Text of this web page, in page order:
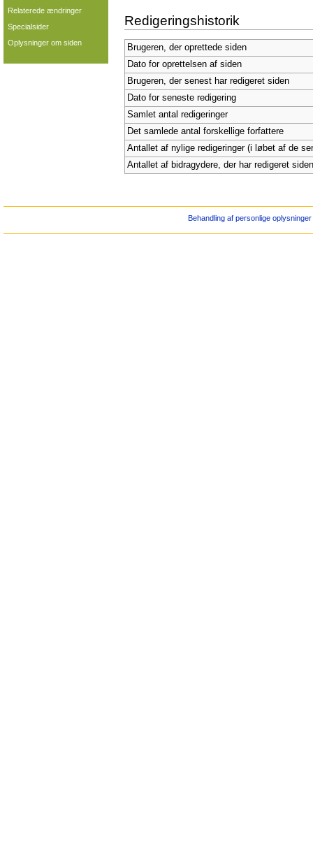
Redigeringshistorik
Brugeren, der oprettede siden
Dato for oprettelsen af siden
Brugeren, der senest har redigeret siden
Dato for seneste redigering
Samlet antal redigeringer
Det samlede antal forskellige forfattere
Antallet af nylige redigeringer (i løbet af de
Antallet af bidragydere, der har redigeret
Relaterede ændringer
Specialsider
Oplysninger om siden
Behandling af personlige oplysninger